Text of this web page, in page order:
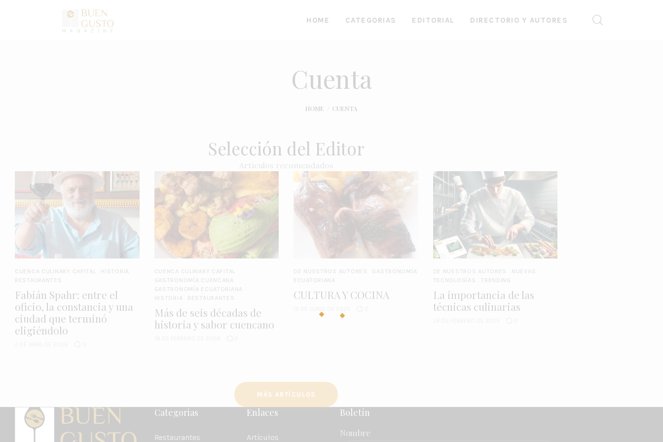
HOME CATEGORIAS EDITORIAL DIRECTORIO Y AUTORES
Cuenta
HOME CUENTA
Selección del Editor
Artículos recomendados
CUENCA CULINARY CAPITAL
HISTORIA
RESTAURANTES
Fabián Spahr: entre el
oficio, la constancia y una
ciudad que terminó
eligiéndolo
CUENCA CULINARY CAPITAL
GASTRONOMÍA CUENCANA
GASTRONOMÍA ECUATORIANA
HISTORIA
RESTAURANTES
Más de seis décadas de
historia y sabor cuencano
DE NUESTROS AUTORES
GASTRONOMÍA
ECUATORIANA
CULTURA Y COCINA
DE NUESTROS AUTORES
NUEVAS
TECNOLOGÍAS
TRENDING
La importancia de las
técnicas culinarias
MÁS ARTÍCULOS
Categorias
Restaurantes
Enlaces
Artículos
Boletín
Nombre